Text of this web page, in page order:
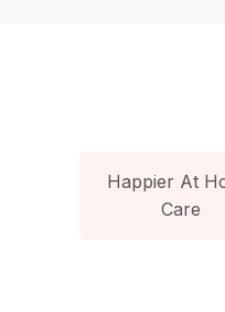
Happier At
Care